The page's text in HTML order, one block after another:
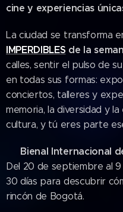
cine y experiencias
La ciudad se transforma
IMPERDIBLES de la
calles, sentir el pulso de
en todas sus formas:
conciertos, talleres y
memoria, la diversidad y
cultura, y tú eres parte
Bienal Internacional
Del 20 de septiembre al
30 días para descubrir
rincón de Bogotá.